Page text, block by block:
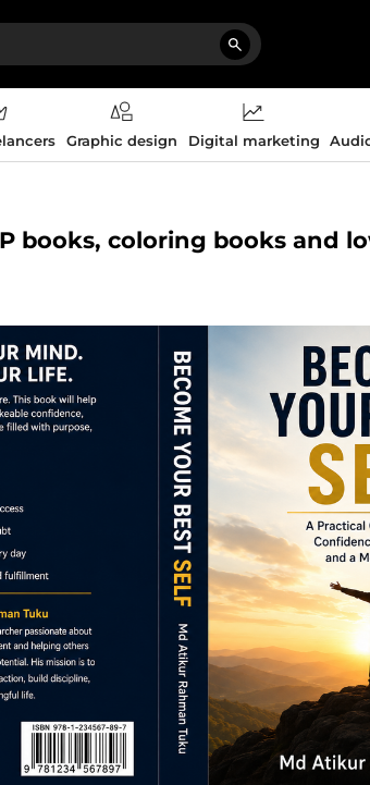
Graphic design Digital marketing
books, coloring books and